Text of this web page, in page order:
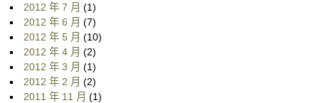
2012 年 7 月 (1)
2012 年 6 月 (7)
2012 年 5 月 (10)
2012 年 4 月 (2)
2012 年 3 月 (1)
2012 年 2 月 (2)
2011 年 11 月 (1)